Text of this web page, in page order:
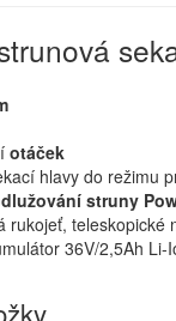
otáček
hlavy do režimu
struny
rukojeť, teleskopické
36V/2,5Ah